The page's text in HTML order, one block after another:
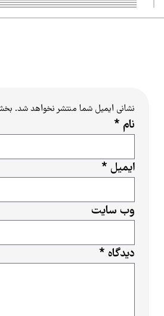
نشانی ایمیل شما منتشر نخواهد شد.
دیدگاه *
نام *
ایمیل *
وب‌ سایت